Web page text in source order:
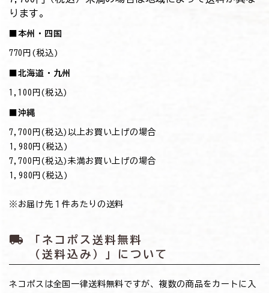
ります。
■本州・四国
770円(税込)
■北海道・九州
1,100円(税込)
■沖縄
7,700円(税込)以上お買い上げの場合
→1,980円(税込)
7,700円(税込)未満お買い上げの場合
→1,980円(税込)
※お届け先１件あたりの送料
local_shipping
「ネコポス送料無料
（送料込み）」について
ネコポスは全国一律送料無料ですが、複数の商品をカートに入